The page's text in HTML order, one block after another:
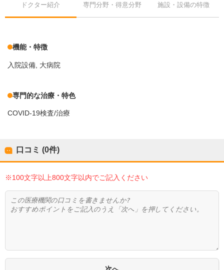
ドクター紹介 専門分野・得意分野 施設・設備の特徴
機能・特徴
入院設備 大病院
専門的な治療・特色
COVID-19検査/治療
口コミ (0件)
※100文字以上800文字以内でご記入ください